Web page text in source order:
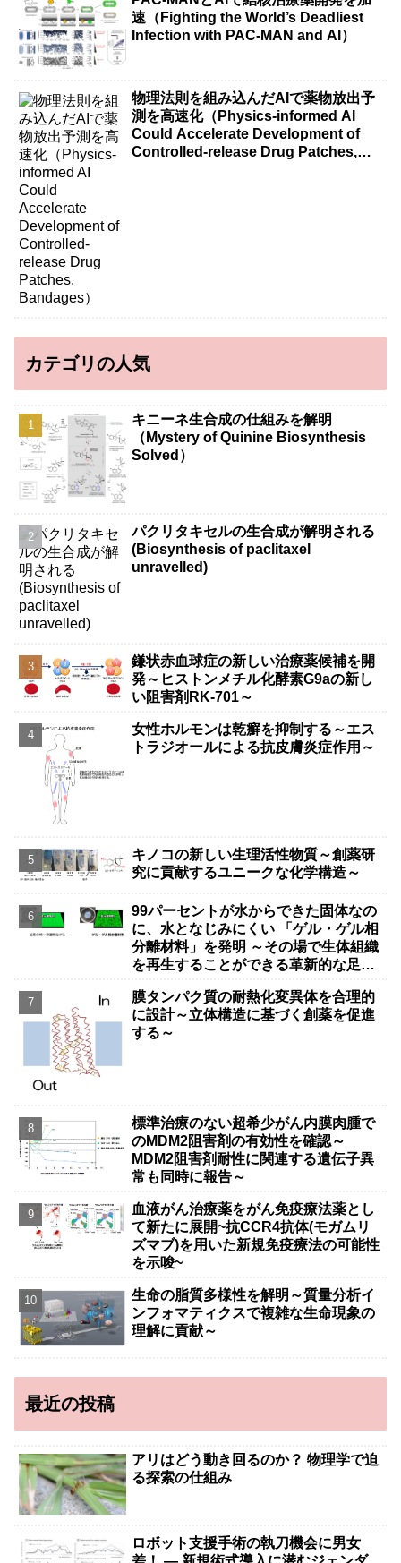
速（Fighting the World’s Deadliest
Infection with PAC-MAN and AI）
物理法則を組み込んだAIで薬物放出予
測を高速化（Physics-informed AI
Could Accelerate Development of
Controlled-release Drug Patches,
カテゴリの人気
キニーネ生合成の仕組みを解明
（Mystery of Quinine Biosynthesis
Solved）
パクリタキセルの生合成が解明される
(Biosynthesis of paclitaxel
unravelled)
鎌状赤血球症の新しい治療薬候補を開
発～ヒストンメチル化酵素G9aの新し
い阻害剤RK-701～
女性ホルモンは乾癬を抑制する～エス
トラジオールによる抗皮膚炎症作用～
キノコの新しい生理活性物質～創薬研
究に貢献するユニークな化学構造～
99パーセントが水からできた固体なの
に、水となじみにくい 「ゲル・ゲル相
分離材料」を発明 ～その場で生体組織
を再生することができる革新的な足場
膜タンパク質の耐熱化変異体を合理的
に設計～立体構造に基づく創薬を促進
する～
標準治療のない超希少がん内膜肉腫で
のMDM2阻害剤の有効性を確認～
MDM2阻害剤耐性に関連する遺伝子異
常も同時に報告～
血液がん治療薬をがん免疫療法薬とし
て新たに展開~抗CCR4抗体(モガムリ
ズマブ)を用いた新規免疫療法の可能性
を示唆~
生命の脂質多様性を解明～質量分析イ
ンフォマティクスで複雑な生命現象の
理解に貢献～
最近の投稿
アリはどう動き回るのか？ 物理学で迫
る探索の仕組み
ロボット支援手術の執刀機会に男女